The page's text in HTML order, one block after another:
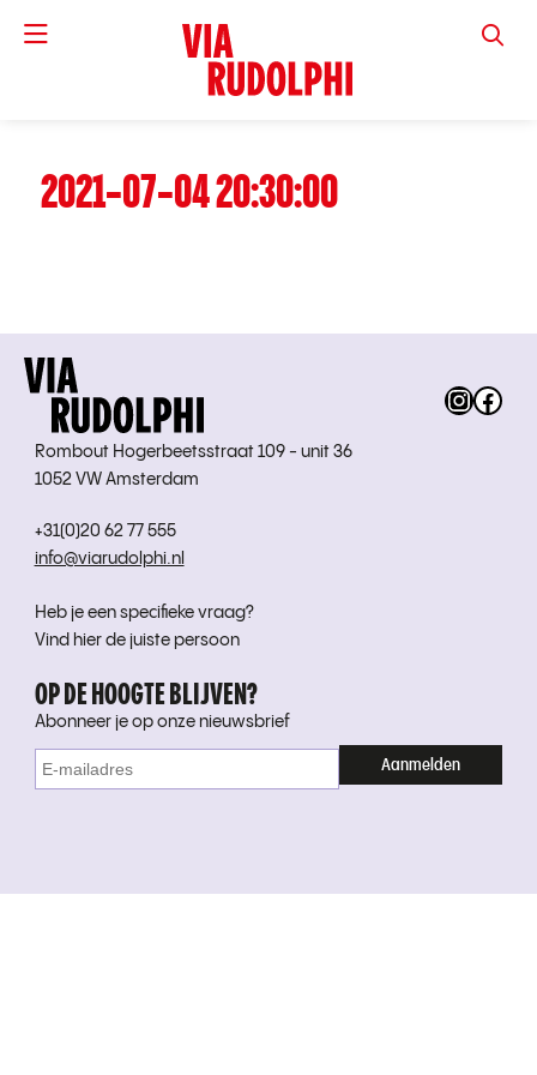
VIA
2021-07-04 20:30:00
Rombout Hogerbeetsstraat 109 - unit 36
1052 VW Amsterdam
+31(0)20 62 77 555
info@viarudolphi.nl
Heb je een specifieke vraag?
Vind hier de juiste persoon
OP DE HOOGTE BLIJVEN?
Abonneer je op onze nieuwsbrief